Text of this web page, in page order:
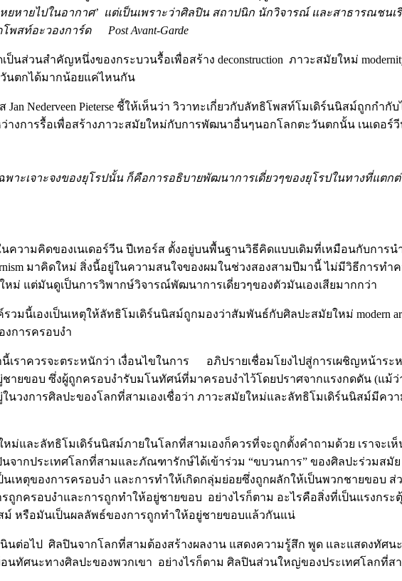
หายไปในอากาศ’ แต่เป็นเพราะว่าศิลปิน สถาปนิก นักวิจารณ์ และสาธารณชนเ
พสท์อะวองการ์ด Post Avant-Garde
นส่วนสำคัญหนึ่งของกระบวนรื้อเพื่อสร้าง deconstruction ภาวะสมัยใหม่
นตกได้มากน้อยแค่ไหนกัน
Jan Nederveen Pieterse ชี้ให้เห็นว่า วิวาทะเกี่ยวกับลัทธิโพสท์โมเดิร์นนิสม์ถูกก
งการรื้อเพื่อสร้างภาวะสมัยใหม่กับการพัฒนาอื่นๆนอกโลกตะวันตกนั้น เนเดอร์วี
พาะเจาะจงของยุโรปนั้น ก็คือการอธิบายพัฒนาการเดี่ยวๆของยุโรปในทางที่แต
ความคิดของเนเดอร์วีน ปีเทอร์ส ตั้งอยู่บนพื้นฐานวิธีคิดแบบเดิมที่เหมือนกับการ
มาคิดใหม่ สิ่งนี้อยู่ในความสนใจของผมในช่วงสองสามปีมานี้ ไม่มีวิธีการท
ม่ แต่มันดูเป็นการวิพากษ์วิจารณ์พัฒนาการเดี่ยวๆของตัวมันเองเสียมากกว่า
วมนี้เองเป็นเหตุให้ลัทธิโมเดิร์นนิสม์ถูกมองว่าสัมพันธ์กับศิลปะสมัยใหม่ modern
การครอบงำ
นี้เราควรจะตระหนักว่า เงื่อนไขในการ อภิปรายเชื่อมโยงไปสู่การเผชิญหน้าร
ายขอบ ซึ่งผู้ถูกครอบงำรับมโนทัศน์ที่มาครอบงำไว้โดยปราศจากแรงกดดัน (แม้
นวงการศิลปะของโลกที่สามเองเชื่อว่า ภาวะสมัยใหม่และลัทธิโมเดิร์นนิสม์มีค
ม่และลัทธิโมเดิร์นนิสม์ภายในโลกที่สามเองก็ควรที่จะถูกตั้งคำถามด้วย เราจะ
จากประเทศโลกที่สามและภัณฑารักษ์ได้เข้าร่วม “ขบวนการ” ของศิลปะร่วมส
ที่เป็นเหตุของการครอบงำ และการทำให้เกิดกลุ่มย่อยซึ่งถูกผลักให้เป็นพวกชายข
ถูกครอบงำและการถูกทำให้อยู่ชายขอบ อย่างไรก็ตาม อะไรคือสิ่งที่เป็นแรงก
หรือมันเป็นผลลัพธ์ของการถูกทำให้อยู่ชายขอบแล้วกันแน่
นต่อไป ศิลปินจากโลกที่สามต้องสร้างผลงาน แสดงความรู้สึก พูด และแสดงทัศ
อนทัศนะทางศิลปะของพวกเขา อย่างไรก็ตาม ศิลปินส่วนใหญ่ของประเทศโลกที่ส